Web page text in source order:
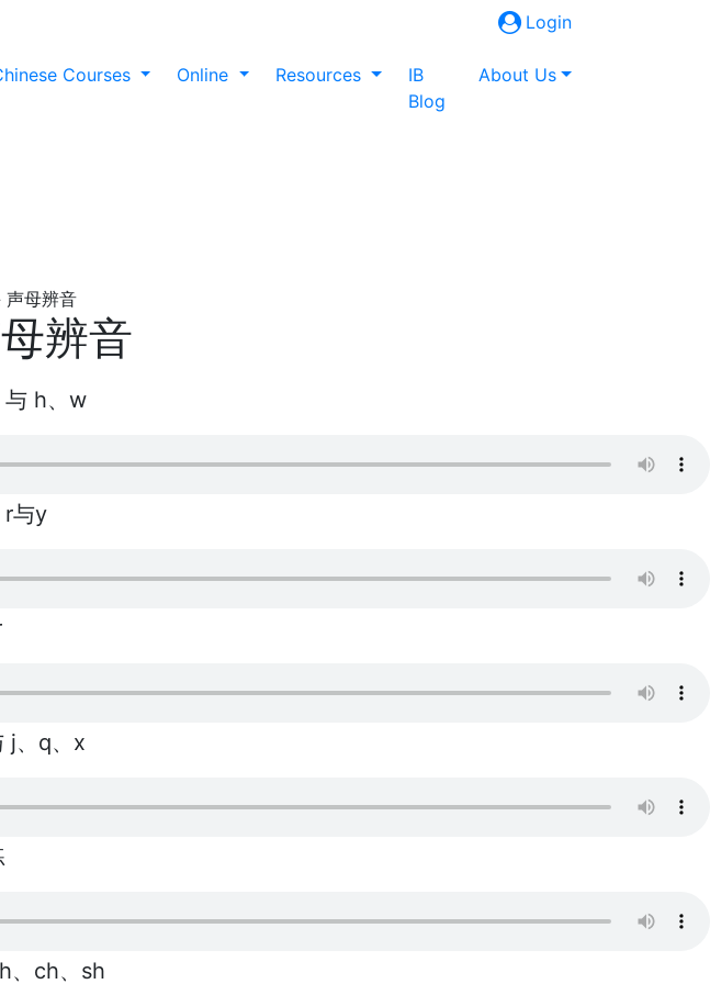
Login
Courses Online Resources
IB
Blog
About Us
声母辨音
辨音
h、w
r与y
j、q、x
、ch、sh